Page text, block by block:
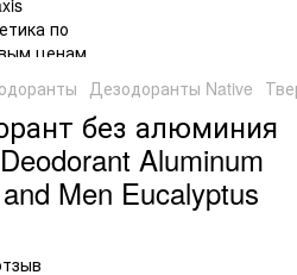
Дезодоранты Native
без алюминия
Aluminum
Men Eucalyptus